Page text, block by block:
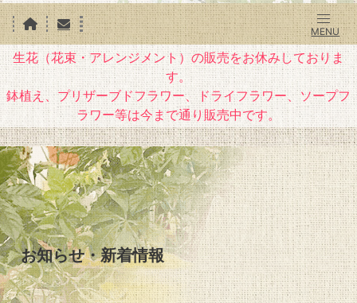
生花（花束・アレンジメント）の販売をお休みしておりま
す。
鉢植え、プリザーブドフラワー、ドライフラワー、ソープフ
ラワー等は今まで通り販売中です。
お知らせ・新着情報